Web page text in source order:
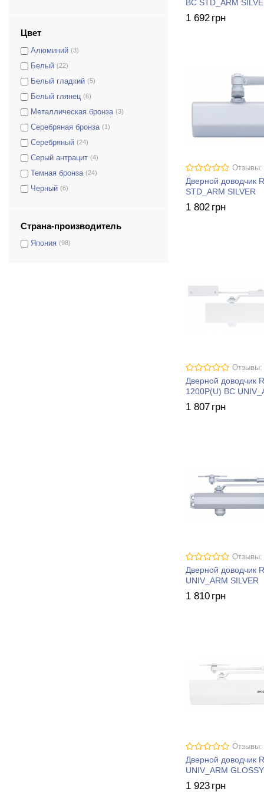
Цвет
Алюминий (3)
Белый (22)
Белый гладкий (5)
Белый глянец (6)
Металлическая бронза (3)
Серебряная бронза (1)
Серебряный (24)
Серый антрацит (4)
Темная бронза (24)
Черный (6)
Страна-производитель
Япония (98)
BC STD_ARM
1 692 грн
Отзывы:
Дверной доводчик
STD_ARM SILVER
1 802 грн
Отзывы:
Дверной доводчик
1200P(U) BC
1 807 грн
Отзывы:
Дверной доводчик
UNIV_ARM SILVER
1 810 грн
Отзывы:
Дверной доводчик
UNIV_ARM
1 923 грн